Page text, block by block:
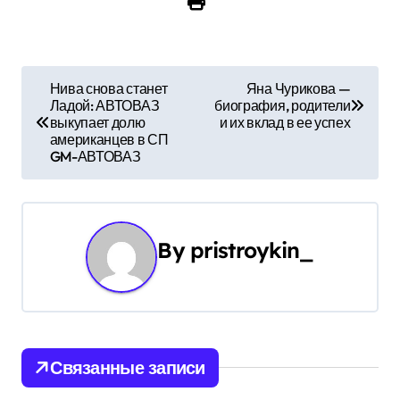
и
ц
и
я
Нива снова станет
Ладой: АВТОВАЗ
выкупает долю
американцев в СП
GM-АВТОВАЗ
Яна Чурикова —
биография, родители
и их вклад в ее успех
By pristroykin_
Связанные записи